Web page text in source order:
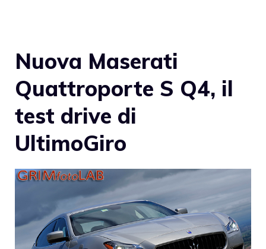
Nuova Maserati
Quattroporte S Q4, il
test drive di
UltimoGiro